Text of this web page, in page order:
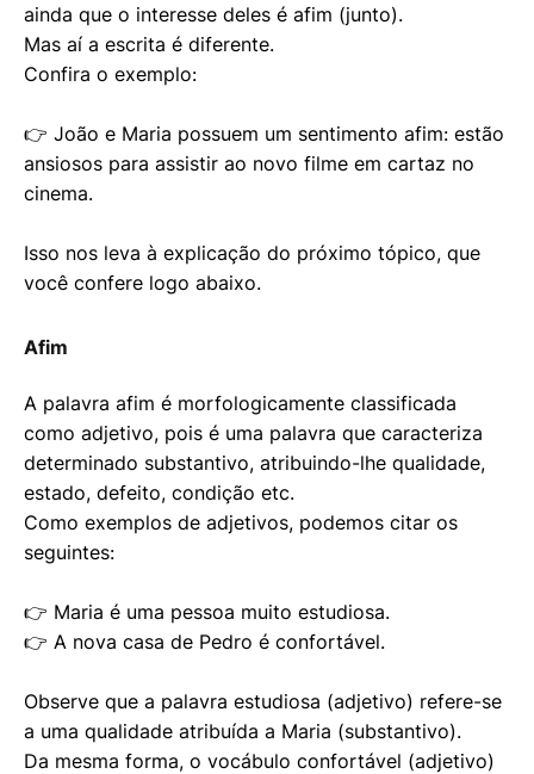
ainda que o interesse deles é afim (junto).
Mas aí a escrita é diferente.
Confira o exemplo:
👉 João e Maria possuem um sentimento afim: estão
ansiosos para assistir ao novo filme em cartaz no
cinema.
Isso nos leva à explicação do próximo tópico, que
você confere logo abaixo.
Afim
A palavra afim é morfologicamente classificada
como adjetivo, pois é uma palavra que caracteriza
determinado substantivo, atribuindo-lhe qualidade,
estado, defeito, condição etc.
Como exemplos de adjetivos, podemos citar os
seguintes:
👉 Maria é uma pessoa muito estudiosa.
👉 A nova casa de Pedro é confortável.
Observe que a palavra estudiosa (adjetivo) refere-se
a uma qualidade atribuída a Maria (substantivo).
Da mesma forma, o vocábulo confortável (adjetivo)